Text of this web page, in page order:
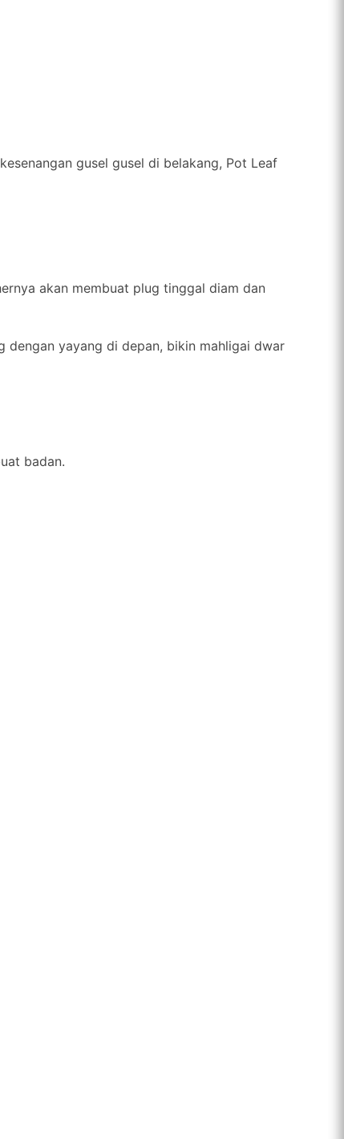
gusel gusel di belakang, Pot Leaf
akan membuat plug tinggal diam dan
dengan yayang di depan, bikin mahligai dwar
badan.